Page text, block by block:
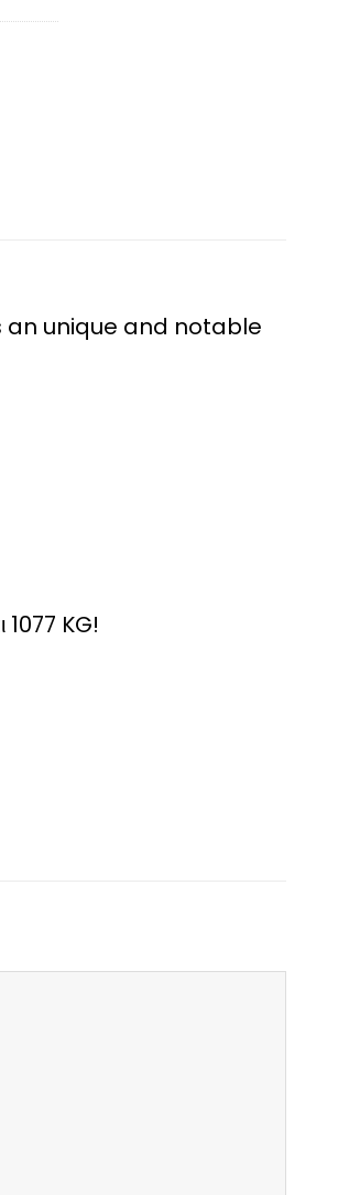
an unique and notable
1077 KG!